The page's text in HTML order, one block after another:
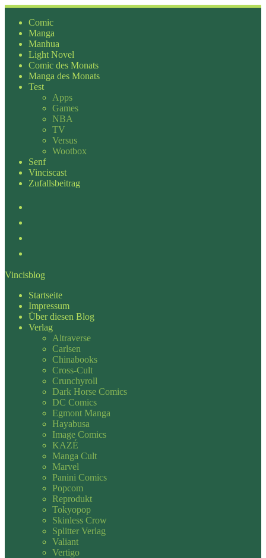
Zum
Inhalt
springen
Comic
Manga
Manhua
Light Novel
Comic des Monats
Manga des Monats
Test
Apps
Games
NBA
TV
Versus
Wootbox
Senf
Vinciscast
Zufallsbeitrag
Vincisblog
Startseite
Impressum
Über diesen Blog
Verlag
Altraverse
Carlsen
Chinabooks
Cross-Cult
Crunchyroll
Dark Horse Comics
DC Comics
Egmont Manga
Hayabusa
Image Comics
KAZÉ
Manga Cult
Marvel
Panini Comics
Popcom
Reprodukt
Tokyopop
Skinless Crow
Splitter Verlag
Valiant
Vertigo